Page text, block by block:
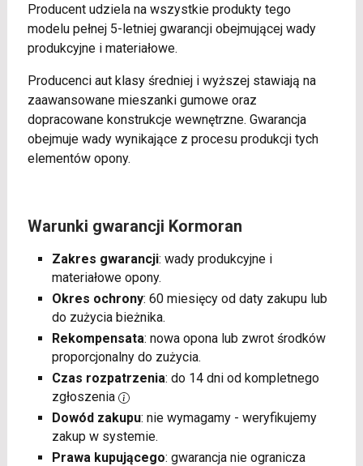
Producent udziela na wszystkie produkty tego
modelu pełnej 5-letniej gwarancji obejmującej wady
produkcyjne i materiałowe.
Producenci aut klasy średniej i wyższej stawiają na
zaawansowane mieszanki gumowe oraz
dopracowane konstrukcje wewnętrzne. Gwarancja
obejmuje wady wynikające z procesu produkcji tych
elementów opony.
Warunki gwarancji Kormoran
Zakres gwarancji: wady produkcyjne i
materiałowe opony.
Okres ochrony: 60 miesięcy od daty zakupu lub
do zużycia bieżnika.
Rekompensata: nowa opona lub zwrot środków
proporcjonalny do zużycia.
Czas rozpatrzenia: do 14 dni od kompletnego
zgłoszenia
Dowód zakupu: nie wymagamy - weryfikujemy
zakup w systemie.
Prawa kupującego: gwarancja nie ogranicza